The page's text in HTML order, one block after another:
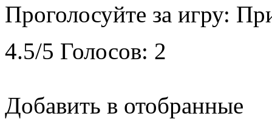
Проголосуйте за игру:
4.5/5 Голосов: 2
Добавить в отобранные